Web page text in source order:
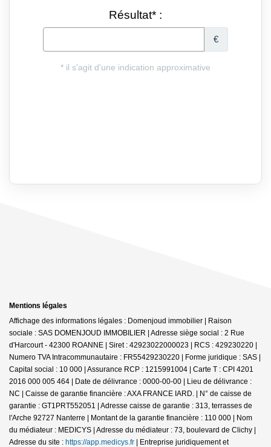
Mentions légales
Affichage des informations légales : Domenjoud immobilier | Raison
sociale : SAS DOMENJOUD IMMOBILIER | Adresse siège social : 2 Rue
d'Harcourt - 42300 ROANNE | Siret : 42923022000023 | RCS : 429230220 |
Numero TVA Intracommunautaire : FR55429230220 | Forme juridique : SAS |
Capital social : 10 000 | Assurance RCP : 1215991004 | Carte T : CPI 4201
2016 000 005 464 | Date de délivrance : 0000-00-00 | Lieu de délivrance :
NC | Caisse de garantie financière : AXA FRANCE IARD. | N° de caisse de
garantie : GT1PRT552051 | Adresse caisse de garantie : 313, terrasses de
l'Arche 92727 Nanterre | Montant de la garantie financière : 110 000 | Nom
du médiateur : MEDICYS | Adresse du médiateur : 73, boulevard de Clichy |
Adresse du site : https://app.medicys.fr | Entreprise juridiquement et